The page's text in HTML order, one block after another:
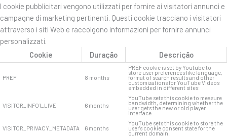
I cookie pubblicitari vengono utilizzati per fornire ai visitatori annunci e
campagne di marketing pertinenti. Questi cookie tracciano i visitatori
attraverso i siti Web e raccolgono informazioni per fornire annunci
personalizzati.
Cookie
Duração Descrição
PREF 8 months
PREF cookie is set by Youtube to
store user preferences like language,
format of search results and other
customizations for YouTube Videos
embedded in different sites.
VISITOR_INFO1_LIVE 6 months
YouTube sets this cookie to measure
bandwidth, determining whether the
user gets the new or old player
interface.
VISITOR_PRIVACY_METADATA 6 months
YouTube sets this cookie to store the
user's cookie consent state for the
current domain.